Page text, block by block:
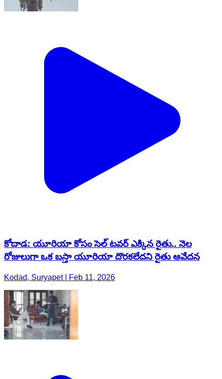
కోదాడ: యూరియా కోసం సెల్ టవర్ ఎక్కిన రైతు.. నెల
రోజులుగా ఒక బస్తా యూరియా దొరకలేదని రైతు ఆవేదన
Kodad, Suryapet | Feb 11, 2026